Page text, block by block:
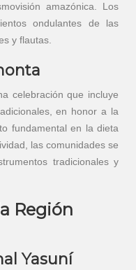
amazónica. Los
ondulantes de las
y flautas.
celebración que incluye
en honor a la
fundamental en la dieta
las comunidades se
tradicionales y
Región
Yasuní